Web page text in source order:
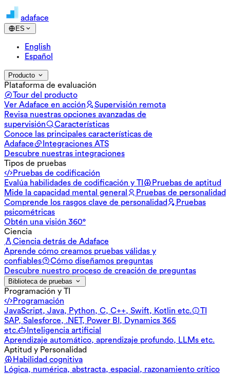
adaface
ES
English
Español
Producto
Plataforma de evaluación
Tour del producto
Ver Adaface en acción
Supervisión remota
Revisa nuestras opciones avanzadas de
supervisión
Características
Conoce las principales características de
Adaface
Integraciones ATS
Descubre nuestras integraciones
Tipos de pruebas
Pruebas de codificación
Evalúa habilidades de codificación y TI
Pruebas de aptitud
Mide la capacidad mental general
Pruebas de personalidad
Comprende los rasgos clave de personalidad
Pruebas
psicométricas
Obtén una visión 360°
Ciencia
Ciencia detrás de Adaface
Aprende cómo creamos pruebas válidas y
confiables
Cómo diseñamos preguntas
Descubre nuestro proceso de creación de preguntas
Biblioteca de pruebas
Programación y TI
Programación
JavaScript, Java, Python, C, C++, Swift, Kotlin etc.
TI
SAP, Salesforce, .NET, Power BI, Dynamics 365
etc.
Inteligencia artificial
Aprendizaje automático, aprendizaje profundo, LLMs etc.
Aptitud y Personalidad
Habilidad cognitiva
Lógica, numérica, abstracta, espacial, razonamiento crítico